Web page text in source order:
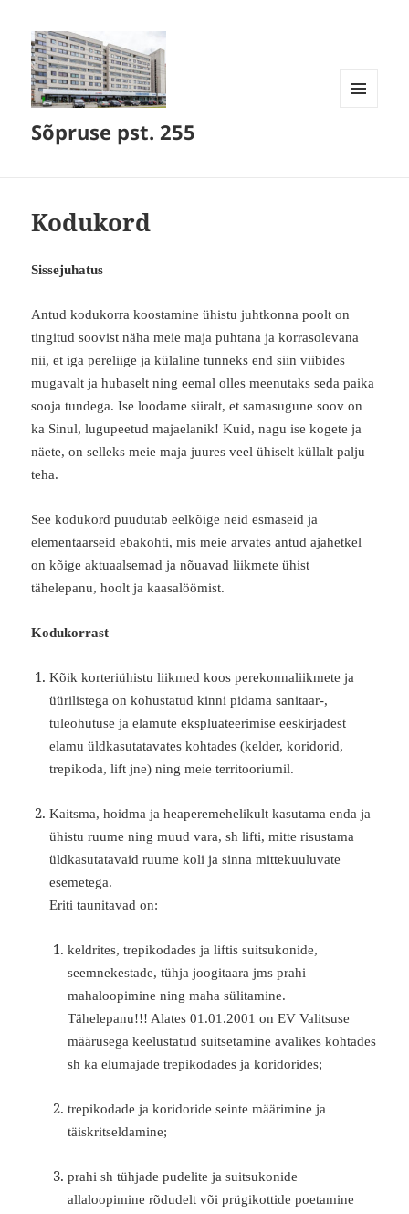
Sõpruse pst. 255
Kodukord
Sissejuhatus
Antud kodukorra koostamine ühistu juhtkonna poolt on
tingitud soovist näha meie maja puhtana ja korrasolevana
nii, et iga pereliige ja külaline tunneks end siin viibides
mugavalt ja hubaselt ning eemal olles meenutaks seda paika
sooja tundega. Ise loodame siiralt, et samasugune soov on
ka Sinul, lugupeetud majaelanik! Kuid, nagu ise kogete ja
näete, on selleks meie maja juures veel ühiselt küllalt palju
teha.
See kodukord puudutab eelkõige neid esmaseid ja
elementaarseid ebakohti, mis meie arvates antud ajahetkel
on kõige aktuaalsemad ja nõuavad liikmete ühist
tähelepanu, hoolt ja kaasalöömist.
Kodukorrast
Kõik korteriühistu liikmed koos perekonnaliikmete ja
üürilistega on kohustatud kinni pidama sanitaar-,
tuleohutuse ja elamute ekspluateerimise eeskirjadest
elamu üldkasu­tatavates kohtades (kelder, koridorid,
trepikoda, lift jne) ning meie territooriumil.
Kaitsma, hoidma ja heaperemehelikult kasutama enda ja
ühistu ruume ning muud vara, sh lifti, mitte risustama
üldkasutatavaid ruume koli ja sinna mittekuuluvate
esemetega.
Eriti taunitavad on:
keldrites, trepikodades ja liftis suitsukonide,
seemnekestade, tühja joogitaara jms prahi
mahaloopimine ning maha sülitamine.
Tähelepanu!!! Alates 01.01.2001 on EV Valitsuse
määrusega keelustatud suitsetamine avalikes kohtades
sh ka elumajade trepikodades ja koridorides;
trepikodade ja koridoride seinte määrimine ja
täiskritseldamine;
prahi sh tühjade pudelite ja suitsukonide
allaloopimine rõdudelt või prügikottide poetamine